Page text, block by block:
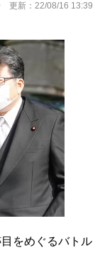
更新： 22/08/16 13:39
をめぐるバトル